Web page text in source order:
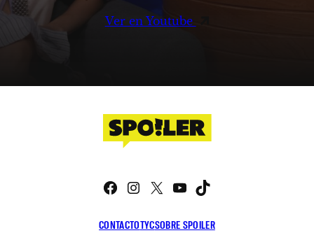
Ver en Youtube
CONTACTOTYCSOBRE SPOILER
Facebook
Instagram
X YouTube